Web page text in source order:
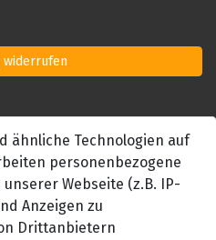
widerrufen
ähnliche Technologien auf
personenbezogene
Webseite (z.B. IP-
Anzeigen zu
Drittanbietern